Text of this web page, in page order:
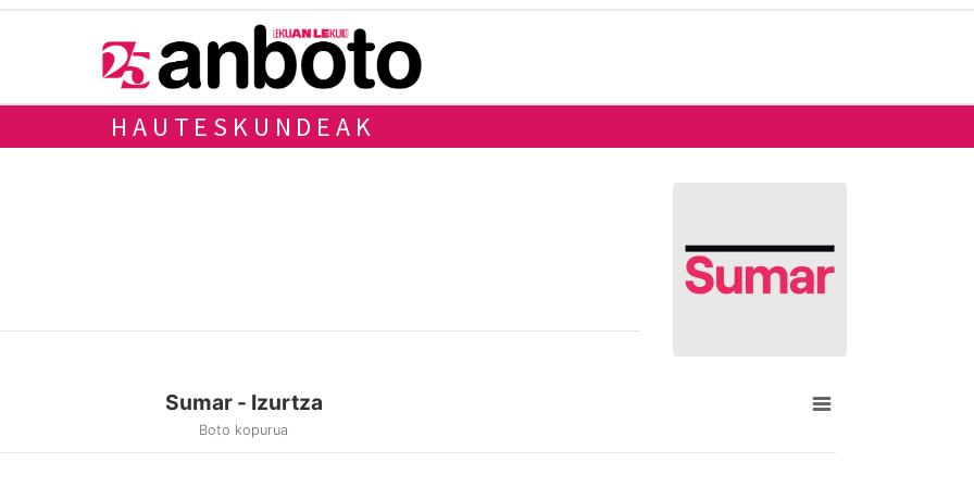
HAUTESKUNDEAK
Sumar - Izurtza
Boto kopurua